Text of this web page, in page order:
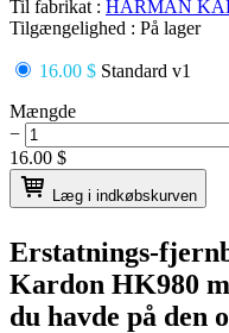
Til fabrikat : HARMAN
Tilgængelighed : På lager
16.00 $ Standard v1
Mængde
−
16.00 $
Læg i indkøbskurven
Erstatnings-
Kardon HK980
du havde på den